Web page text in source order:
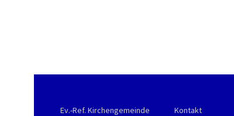
Ev.-Ref. Kirchengemeinde
Kontakt